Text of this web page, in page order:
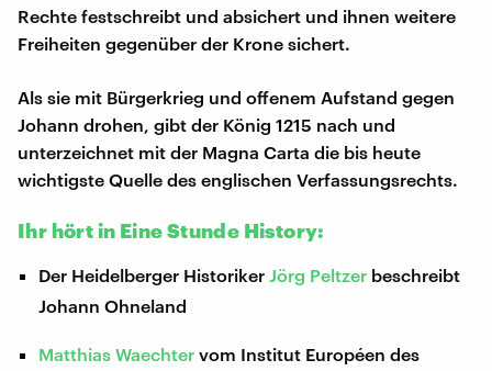
Rechte festschreibt und absichert und ihnen weitere
Freiheiten gegenüber der Krone sichert.
Als sie mit Bürgerkrieg und offenem Aufstand gegen
Johann drohen, gibt der König 1215 nach und
unterzeichnet mit der Magna Carta die bis heute
wichtigste Quelle des englischen Verfassungsrechts.
Ihr hört in Eine Stunde History:
Der Heidelberger Historiker Jörg Peltzer beschreibt
Johann Ohneland
Matthias Waechter vom Institut Européen des